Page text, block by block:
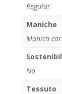
Regular
Maniche
Manica
No
Tessuto